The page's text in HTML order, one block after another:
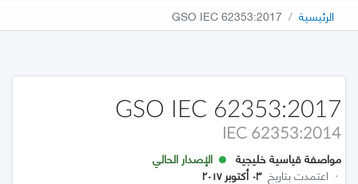
الرئيسية GSO IEC 62353:2017
GSO IEC 62353:2017
IEC 62353:2014
مواصفة قياسية خليجية
الإصدار الحالي
· اعتمدت بتاريخ ٠٣ أكتوبر ٢٠١٧